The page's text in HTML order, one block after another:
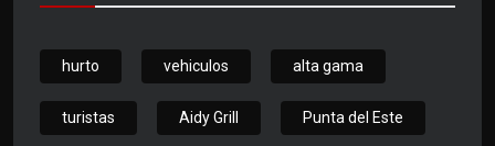
hurto vehiculos alta gama
turistas Aidy Grill Punta del Este